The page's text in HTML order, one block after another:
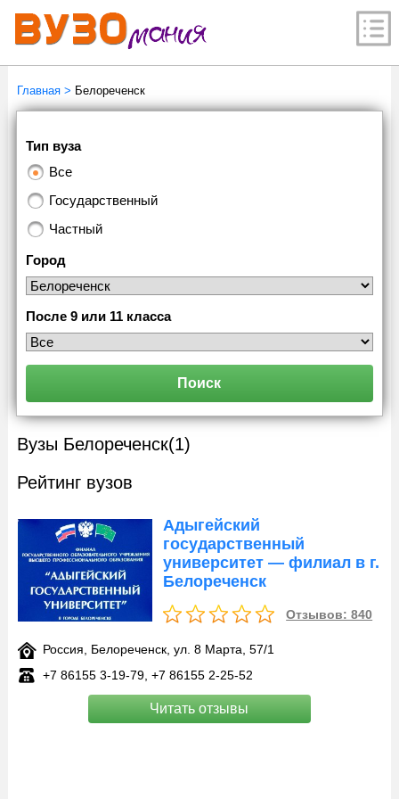
Главная> Белореченск
Тип вуза
Все
Государственный
Частный
Город
После 9 или 11 класса
Поиск
Вузы Белореченск(1)
Рейтинг вузов
Адыгейский
государственный
университет — филиал в г.
Белореченск
Отзывов: 840
Россия, Белореченск, ул. 8 Марта, 57/1
+7 86155 3‑19-79, +7 86155 2‑25-52
Читать отзывы